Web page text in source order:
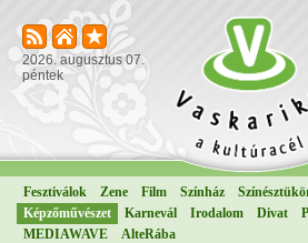
2026. augusztus 07.
péntek
Fesztiválok Zene Film Színház
Képzőművészet
Karnevál Irodalom Divat
MEDIAWAVE
AlteRába